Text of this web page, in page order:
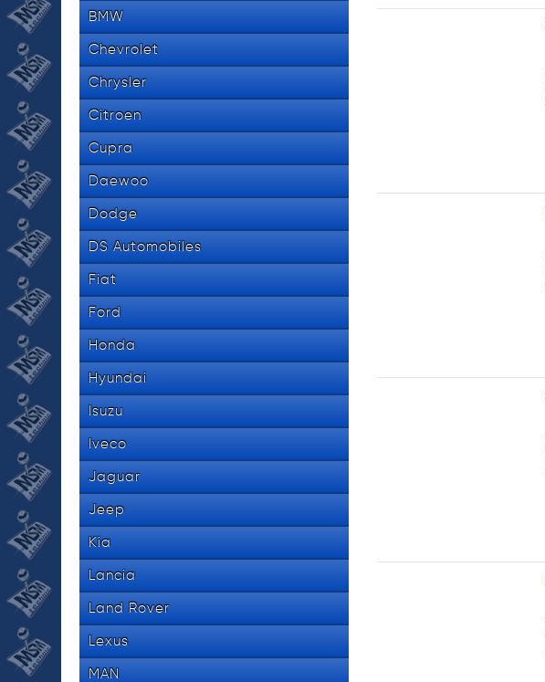
BMW
Chevrolet
Chrysler
Citroen
Cupra
Daewoo
Dodge
DS Automobiles
Fiat
Ford
Honda
Hyundai
Isuzu
Iveco
Jaguar
Jeep
Kia
Lancia
Land Rover
Lexus
MAN